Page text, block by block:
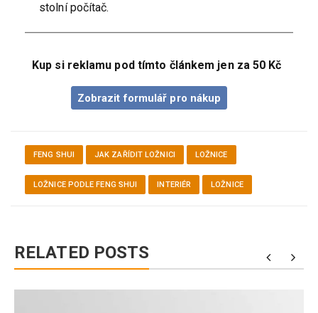
stolní počítač.
Kup si reklamu pod tímto článkem jen za 50 Kč
Zobrazit formulář pro nákup
FENG SHUI JAK ZAŘÍDIT LOŽNICI LOŽNICE
LOŽNICE PODLE FENG SHUI INTERIÉR LOŽNICE
RELATED POSTS